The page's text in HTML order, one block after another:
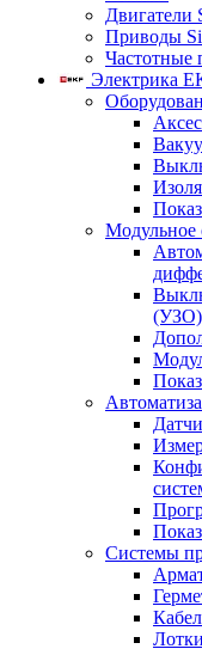
Двигатели
Приводы
Частотные
Электрика
Модульное
(УЗО)
Системы